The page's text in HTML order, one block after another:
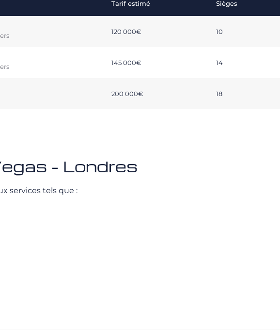
Tarif estimé Sièges
120 000€ 10
145 000€ 14
200 000€ 18
- Londres
services tels que :